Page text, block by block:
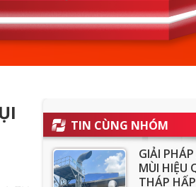
TIN CÙNG NHÓM
GIẢI
MÙI HIỆU
THÁP